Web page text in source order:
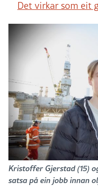
Det virkar som eit
Kristoffer Gjerstad (15)
satsa på ein jobb innan